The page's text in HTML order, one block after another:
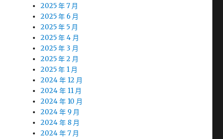
2025 年 7 月
2025 年 6 月
2025 年 5 月
2025 年 4 月
2025 年 3 月
2025 年 2 月
2025 年 1 月
2024 年 12 月
2024 年 11 月
2024 年 10 月
2024 年 9 月
2024 年 8 月
2024 年 7 月